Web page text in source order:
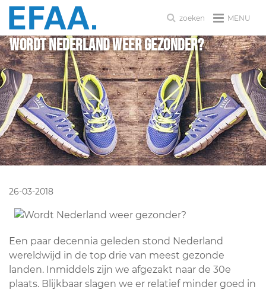
MENU
zoeken
Wordt Nederland weer gezonder?
26-03-2018
Een paar decennia geleden stond Nederland
wereldwijd in de top drie van meest gezonde
landen. Inmiddels zijn we afgezakt naar de 30e
plaats. Blijkbaar slagen we er relatief minder goed in